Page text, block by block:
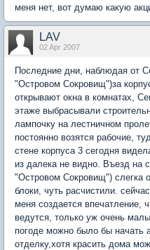
меня нет, вот думаю какую
LAV
02 Apr 2007
Последние дни, наблюдая от
"Островом Сокровищ")за
открывают окна в комнатах,
этаже выбрасывали
лампочку на лестничном
постоянно возятся рабочие,
стене корпуса 3 сегодня
из далека не видно. Въезд на
"Островом Сокровищ") слегка
блоки, чуть расчистили.
меня создается впечатление,
ведутся, только уж очень
погоде можно было бы
отделку,хотя красить дома